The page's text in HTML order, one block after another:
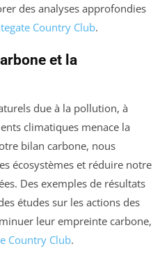
des analyses approfondies
Country Club.
et la
due à la pollution, à
climatiques menace la
bilan carbone, nous
écosystèmes et réduire notre
Des exemples de résultats
études sur les actions des
leur empreinte carbone,
Country Club.